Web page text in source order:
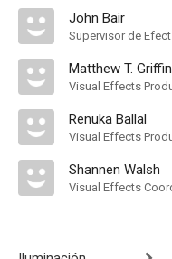
John Bair
Matthew T. Griffin
Renuka Ballal
Shannen Walsh